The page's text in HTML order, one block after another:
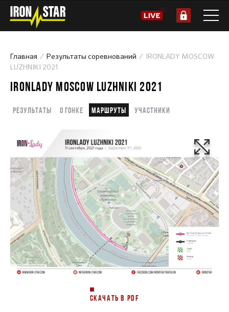
Главная Результаты соревнований
IRONLADY MOSCOW
LUZHNIKI 2021
IRONLADY MOSCOW LUZHNIKI 2021
Результаты О гонке Маршруты Участники
СКАЧАТЬ В PDF